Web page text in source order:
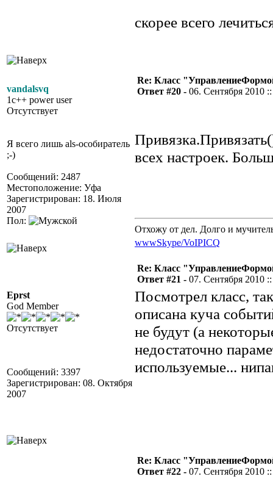
скорее всего
vandalsvq
1c++ power user
Отсутствует
Я всего лишь als-особиратель
;-)
Сообщений: 2487
Местоположение: Уфа
Зарегистрирован: 18. Июля
2007
Пол:
Re: Класс
Ответ #20 - 06. Сентября 2010
всех настроек.
Отхожу от дел. Долго и
wwwSkype/VoIPICQ
Eprst
God Member
Отсутствует
Сообщений: 3397
Зарегистрирован: 08. Октября
2007
Re: Класс
Ответ #21 - 07. Сентября 2010
Посмотрел класс,
описана куча
не будут (а
недостаточно
используемые...
Re: Класс
Ответ #22 - 07. Сентября 2010